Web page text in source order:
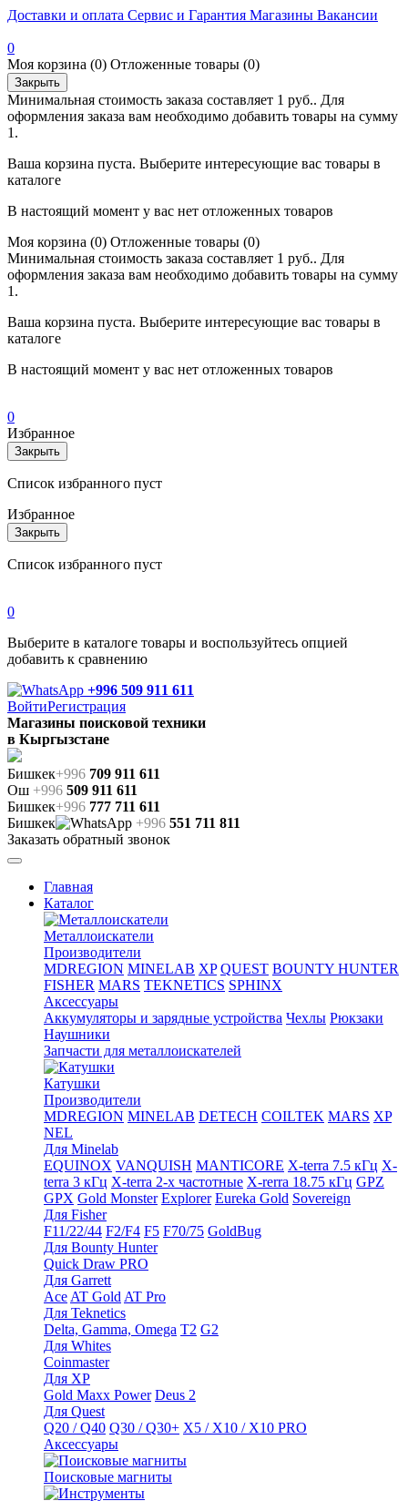
Доставки и оплата Сервис и Гарантия Магазины Вакансии
0
Моя корзина (0) Отложенные товары (0)
Закрыть
Минимальная стоимость заказа составляет 1 руб.. Для
оформления заказа вам необходимо добавить товары на сумму
1.
Ваша корзина пуста. Выберите интересующие вас товары в
каталоге
В настоящий момент у вас нет отложенных товаров
Моя корзина (0) Отложенные товары (0)
Минимальная стоимость заказа составляет 1 руб.. Для
оформления заказа вам необходимо добавить товары на сумму
1.
Ваша корзина пуста. Выберите интересующие вас товары в
каталоге
В настоящий момент у вас нет отложенных товаров
0
Избранное
Закрыть
Список избранного пуст
Избранное
Закрыть
Список избранного пуст
0
Выберите в каталоге товары и воспользуйтесь опцией
добавить к сравнению
+996 509 911 611
ВойтиРегистрация
Магазины поисковой техники
в Кыргызстане
Бишкек+996 709 911 611
Ош +996 509 911 611
Бишкек+996 777 711 611
Бишкек
+996 551 711 811
Заказать обратный звонок
Главная
Каталог
Металлоискатели
Производители
MDREGION MINELAB XP QUEST BOUNTY HUNTER
FISHER MARS TEKNETICS SPHINX
Аксессуары
Аккумуляторы и зарядные устройства Чехлы Рюкзаки
Наушники
Запчасти для металлоискателей
Катушки
Производители
MDREGION MINELAB DETECH COILTEK MARS XP
NEL
Для Minelab
EQUINOX VANQUISH MANTICORE X-terra 7.5 кГц X-
terra 3 кГц X-terra 2-х частотные X-rerra 18.75 кГц GPZ
GPX Gold Monster Explorer Eureka Gold Sovereign
Для Fisher
F11/22/44 F2/F4 F5 F70/75 GoldBug
Для Bounty Hunter
Quick Draw PRO
Для Garrett
Ace AT Gold AT Pro
Для Teknetics
Delta, Gamma, Omega Т2 G2
Для Whites
Coinmaster
Для XP
Gold Maxx Power Deus 2
Для Quest
Q20 / Q40 Q30 / Q30+ X5 / X10 / X10 PRO
Аксессуары
Поисковые магниты